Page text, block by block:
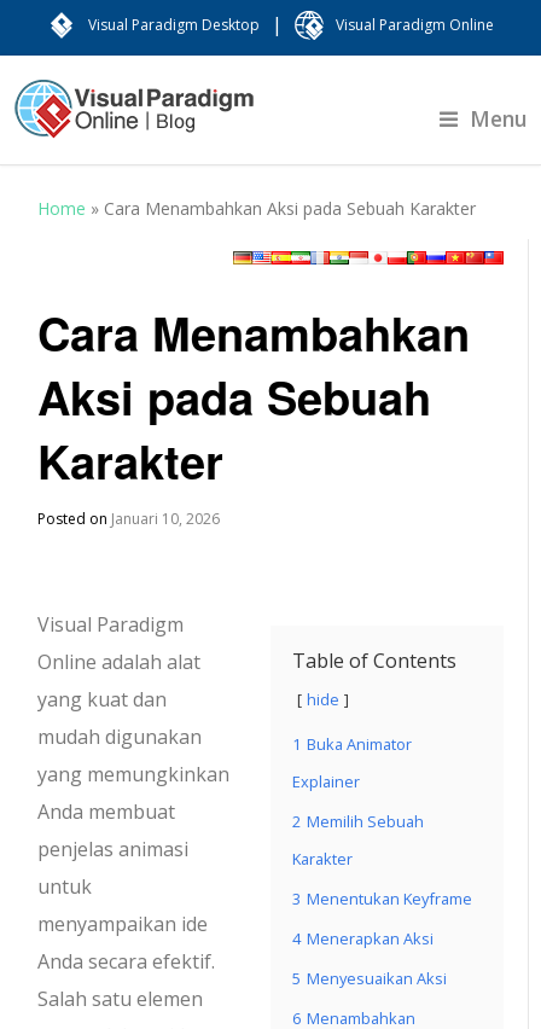
Visual Paradigm Desktop | Visual Paradigm Online
Menu
Home » Cara Menambahkan Aksi pada Sebuah Karakter
Cara Menambahkan
Aksi pada Sebuah
Karakter
Posted on Januari 10, 2026
Table of Contents
hide
1 Buka Animator
Explainer
2 Memilih Sebuah
Karakter
3 Menentukan Keyframe
4 Menerapkan Aksi
5 Menyesuaikan Aksi
6 Menambahkan
Visual Paradigm
Online adalah alat
yang kuat dan
mudah digunakan
yang memungkinkan
Anda membuat
penjelas animasi
untuk
menyampaikan ide
Anda secara efektif.
Salah satu elemen